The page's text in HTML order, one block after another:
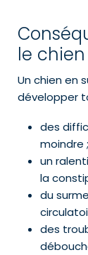
le chien
Un chien en
développer
des
moindre ;
un
la
du
des